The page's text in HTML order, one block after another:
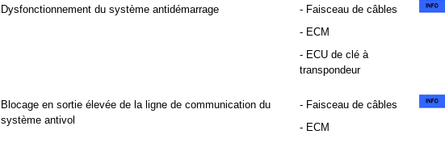
Dysfonctionnement du système antidémarrage
- Faisceau de câbles
- ECM
- ECU de clé à
transpondeur
Blocage en sortie élevée de la ligne de communication du
système antivol
- Faisceau de câbles
- ECM